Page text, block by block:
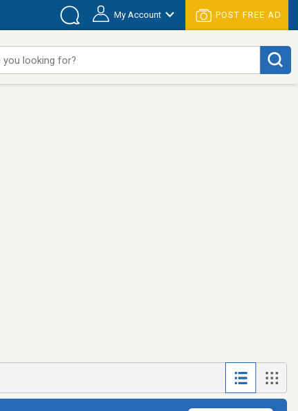
My Account POST FREE AD
you looking for?